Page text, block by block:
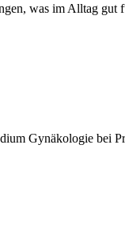
was im
Gynäkologie